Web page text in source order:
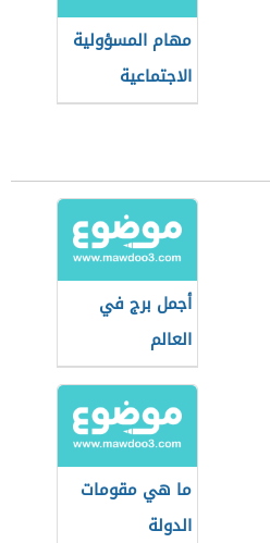
مهام المسؤولية
الاجتماعية
أجمل برج في
العالم
ما هي مقومات
الدولة